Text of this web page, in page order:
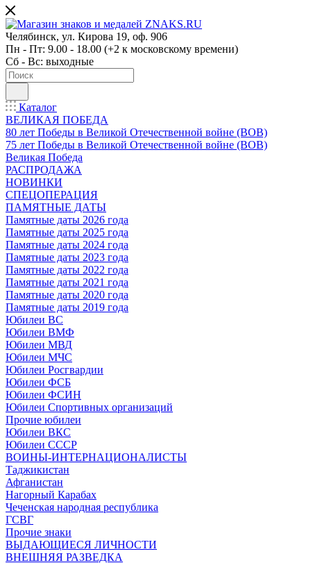
Челябинск, ул. Кирова 19, оф. 906
Пн - Пт: 9.00 - 18.00 (+2 к московскому времени)
Сб - Вс: выходные
Каталог
ВЕЛИКАЯ ПОБЕДА
80 лет Победы в Великой Отечественной войне (ВОВ)
75 лет Победы в Великой Отечественной войне (ВОВ)
Великая Победа
РАСПРОДАЖА
НОВИНКИ
СПЕЦОПЕРАЦИЯ
ПАМЯТНЫЕ ДАТЫ
Памятные даты 2026 года
Памятные даты 2025 года
Памятные даты 2024 года
Памятные даты 2023 года
Памятные даты 2022 года
Памятные даты 2021 года
Памятные даты 2020 года
Памятные даты 2019 года
Юбилеи ВС
Юбилеи ВМФ
Юбилеи МВД
Юбилеи МЧС
Юбилеи Росгвардии
Юбилеи ФСБ
Юбилеи ФСИН
Юбилеи Спортивных организаций
Прочие юбилеи
Юбилеи ВКС
Юбилеи СССР
ВОИНЫ-ИНТЕРНАЦИОНАЛИСТЫ
Таджикистан
Афганистан
Нагорный Карабах
Чеченская народная республика
ГСВГ
Прочие знаки
ВЫДАЮЩИЕСЯ ЛИЧНОСТИ
ВНЕШНЯЯ РАЗВЕДКА